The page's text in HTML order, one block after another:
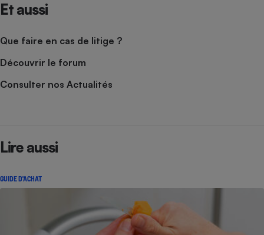
Et aussi
Que faire en cas de litige ?
Découvrir le forum
Consulter nos Actualités
Lire aussi
GUIDE D'ACHAT